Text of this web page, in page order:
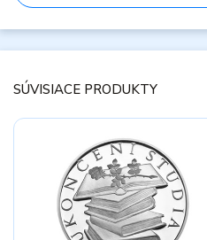
SÚVISIACE PRODUKTY